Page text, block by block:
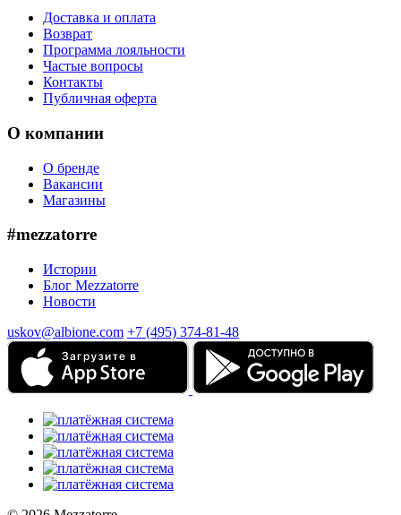
Доставка и оплата
Возврат
Программа лояльности
Частые вопросы
Контакты
Публичная оферта
О компании
О бренде
Вакансии
Магазины
#mezzatorre
Истории
Блог Mezzatorre
Новости
uskov@albione.com +7 (495) 374-81-48